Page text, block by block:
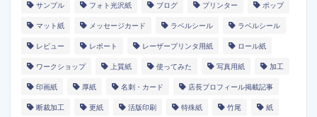
サンプル フォト光沢紙 ブログ プリンター ポップ
マット紙 メッセージカード ラベルシール ラベルシール
レビュー レポート レーザープリンタ用紙 ロール紙
ワークショップ 上質紙 使ってみた 写真用紙 加工
印画紙 厚紙 名刺・カード 店長プロフィール掲載記事
断裁加工 更紙 活版印刷 特殊紙 竹尾 紙